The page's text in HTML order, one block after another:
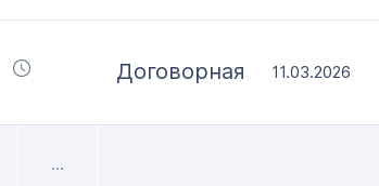
Договорная 11.03.2026
...